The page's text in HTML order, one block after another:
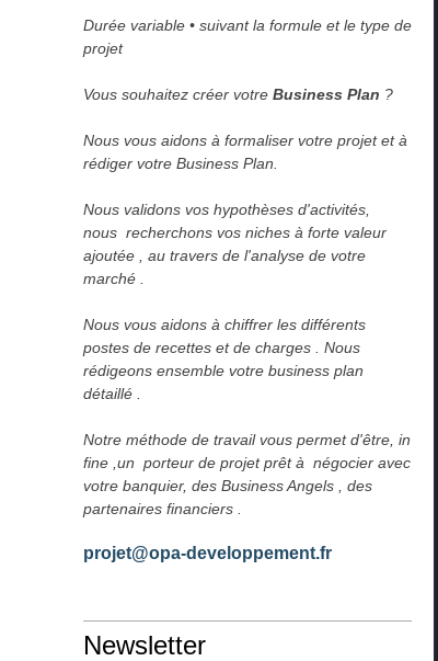
Durée variable • suivant la formule et le type de
projet
Vous souhaitez créer votre Business Plan ?
Nous vous aidons à formaliser votre projet et à
rédiger votre Business Plan.
Nous validons vos hypothèses d'activités,
nous  recherchons vos niches à forte valeur
ajoutée , au travers de l'analyse de votre
marché .
Nous vous aidons à chiffrer les différents
postes de recettes et de charges . Nous
rédigeons ensemble votre business plan
détaillé .
Notre méthode de travail vous permet d'être, in
fine ,un  porteur de projet prêt à  négocier avec
votre banquier, des Business Angels , des
partenaires financiers .
projet@opa-developpement.fr
Newsletter